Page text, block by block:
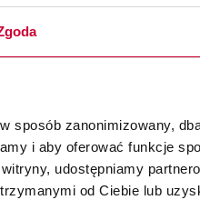
sposób zanonimizowany,
i aby oferować funkcje
udostępniamy
od Ciebie lub